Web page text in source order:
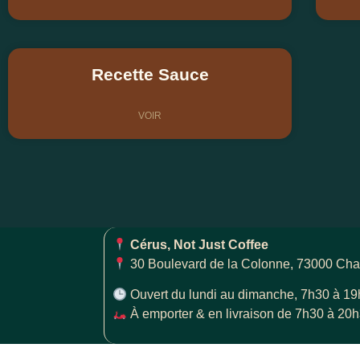
Recette Sauce
VOIR
Cérus, Not Just Coffee
30 Boulevard de la Colonne, 73000
Ouvert du lundi au dimanche, 7h30 à
À emporter & en livraison de 7h30 à